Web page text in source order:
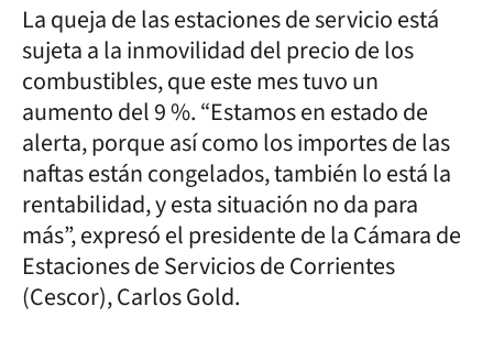
La queja de las estaciones de servicio está
sujeta a la inmovilidad del precio de los
combustibles, que este mes tuvo un
aumento del 9 %. “Estamos en estado de
alerta, porque así como los importes de las
naftas están congelados, también lo está la
rentabilidad, y esta situación no da para
más”, expresó el presidente de la Cámara de
Estaciones de Servicios de Corrientes
(Cescor), Carlos Gold.